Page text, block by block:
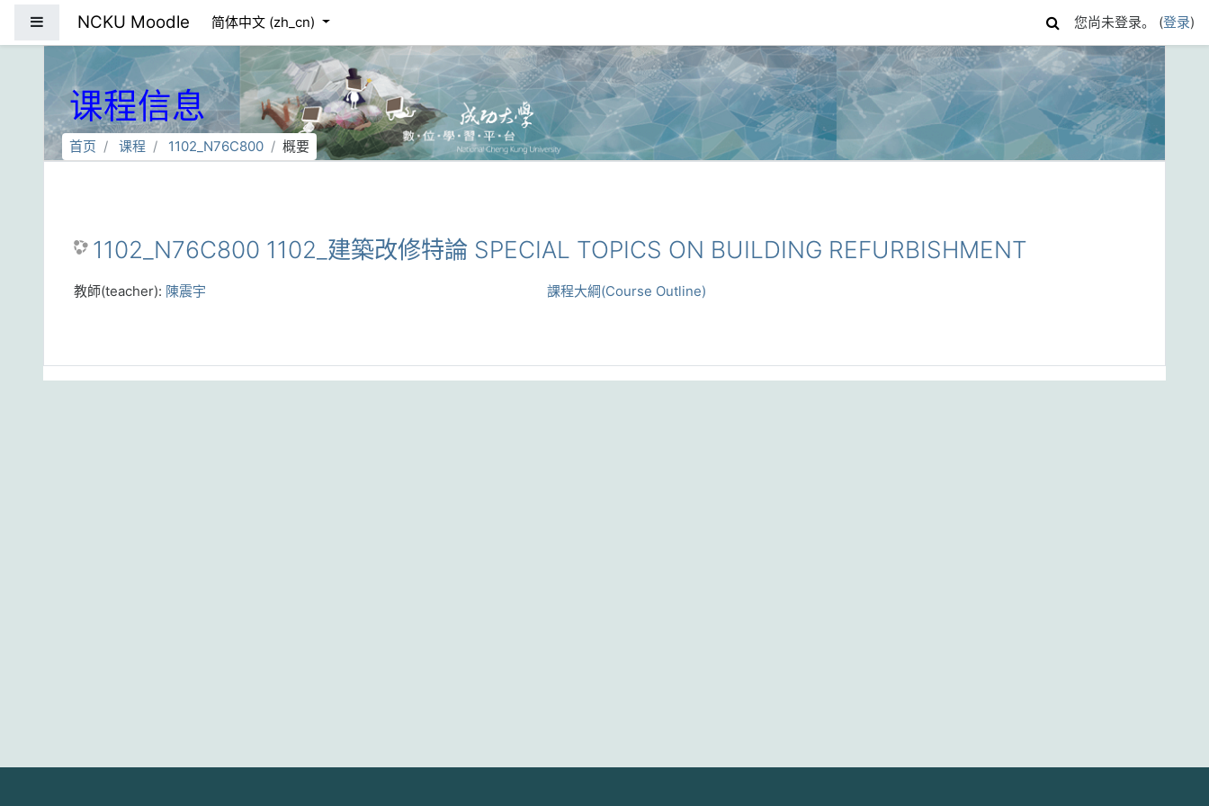
停靠面板NCKU Moodle 简体中文 ‎(zh_cn)‎ 您尚未登录。 (登录)
课程信息
首页 课程 1102_N76C800 概要
1102_N76C800 1102_建築改修特論 SPECIAL TOPICS ON BUILDING REFURBISHMENT
課程大綱(Course Outline)
教師(teacher): 陳震宇